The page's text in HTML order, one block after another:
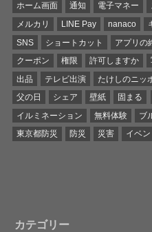
ホーム画面
通知 電子マネー
メルカリ
LINE Pay nanaco
SNS
ショートカット アプリの
クーポン
権限 許可しますか
出品
テレビ出演 たけしのニッ
父の日
シェア 壁紙 固まる
イルミネーション
無料体験 ブ
東京都防災
防災 災害 イベン
カテゴリー